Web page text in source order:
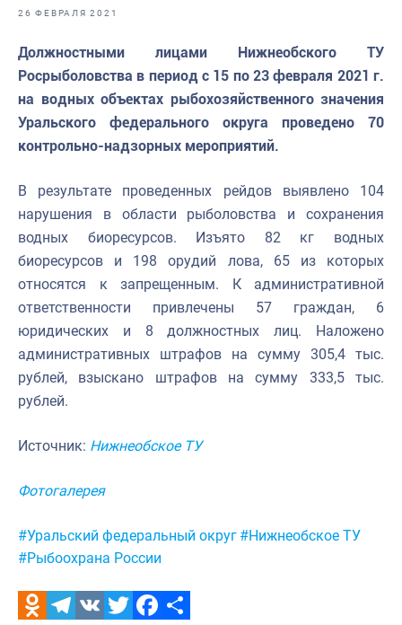
Отраслевые СМИ
Научно-практическая литература
Рыбоохрана России
Отрасль в цифрах
Большая африканская экспедиция
События в России и мире
26 ФЕВРАЛЯ 2021
Должностными лицами Нижнеобского ТУ
Росрыболовства в период с 15 по 23 февраля 2021 г.
на водных объектах рыбохозяйственного значения
Уральского федерального округа проведено 70
контрольно-надзорных мероприятий.
В результате проведенных рейдов выявлено 104
нарушения в области рыболовства и сохранения
водных биоресурсов. Изъято 82 кг водных
биоресурсов и 198 орудий лова, 65 из которых
относятся к запрещенным. К административной
ответственности привлечены 57 граждан, 6
юридических и 8 должностных лиц. Наложено
административных штрафов на сумму 305,4 тыс.
рублей, взыскано штрафов на сумму 333,5 тыс.
рублей.
Источник: Нижнеобское ТУ
Фотогалерея
Метки:
#Уральский федеральный округ #Нижнеобское ТУ
#Рыбоохрана России